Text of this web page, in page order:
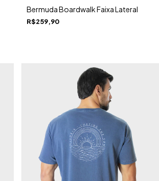
Bermuda Boardwalk Faixa Lateral
R$259,90